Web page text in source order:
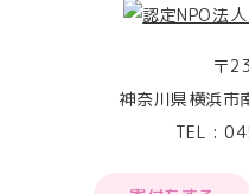
〒
神奈川県横浜
TEL :